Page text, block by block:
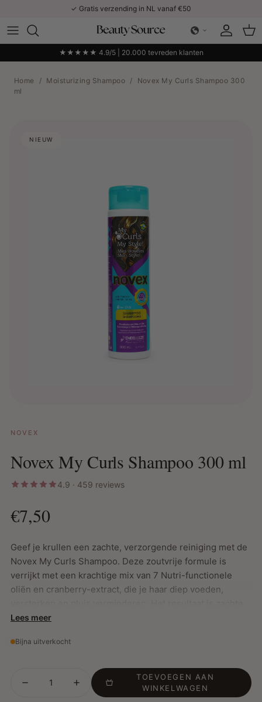
✓ Gratis verzending in NL vanaf €50
Account
★★★★★ 4.9/5 | 20.000 tevreden klanten
Home / Moisturizing Shampoo /
Novex My Curls Shampoo 300
ml
NIEUW
NOVEX
Novex My Curls Shampoo 300 ml
4.9 · 459 reviews
€7,50
Geef je krullen een zachte, verzorgende reiniging met de
Novex My Curls Shampoo. Deze zoutvrije formule is
verrijkt met een krachtige mix van 7 Nutri-functionele
oliën en cranberry-extract, die je haar diep voeden,
glanzende en perfect gedefinieerde krullen.
Milde reiniging zonder krulbeschadiging
Hydrateert en voedt intensief
Lees meer
Bijna uitverkocht
TOEVOEGEN AAN
WINKELWAGEN